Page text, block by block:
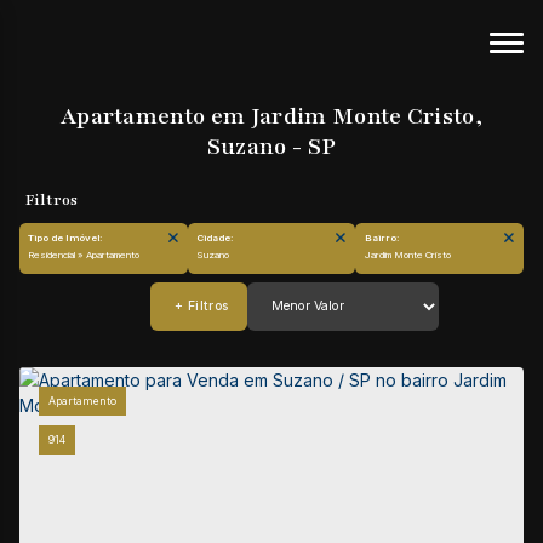
Apartamento em Jardim Monte Cristo,
Suzano - SP
Residencial » Apartamento
Suzano
Jardim Monte Cristo
914
Apartamento